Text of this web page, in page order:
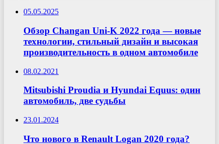
05.05.2025
Обзор Changan Uni-K 2022 года — новые
технологии, стильный дизайн и высокая
производительность в одном автомобиле
08.02.2021
Mitsubishi Proudia и Hyundai Equus: один
автомобиль, две судьбы
23.01.2024
Что нового в Renault Logan 2020 года?